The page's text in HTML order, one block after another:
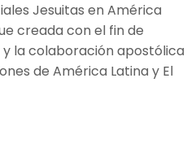
Jesuitas en América
creada con el fin de
la colaboración apostólica
de América Latina y El